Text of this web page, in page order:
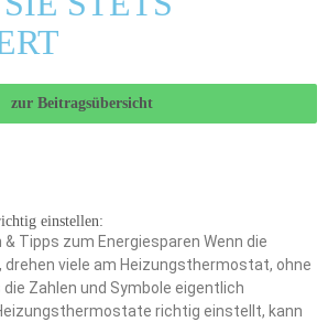
zur Beitragsübersicht
einstellen:
Tipps zum Energiesparen Wenn die
drehen viele am Heizungsthermostat, ohne
Zahlen und Symbole eigentlich
richtig einstellt, kann